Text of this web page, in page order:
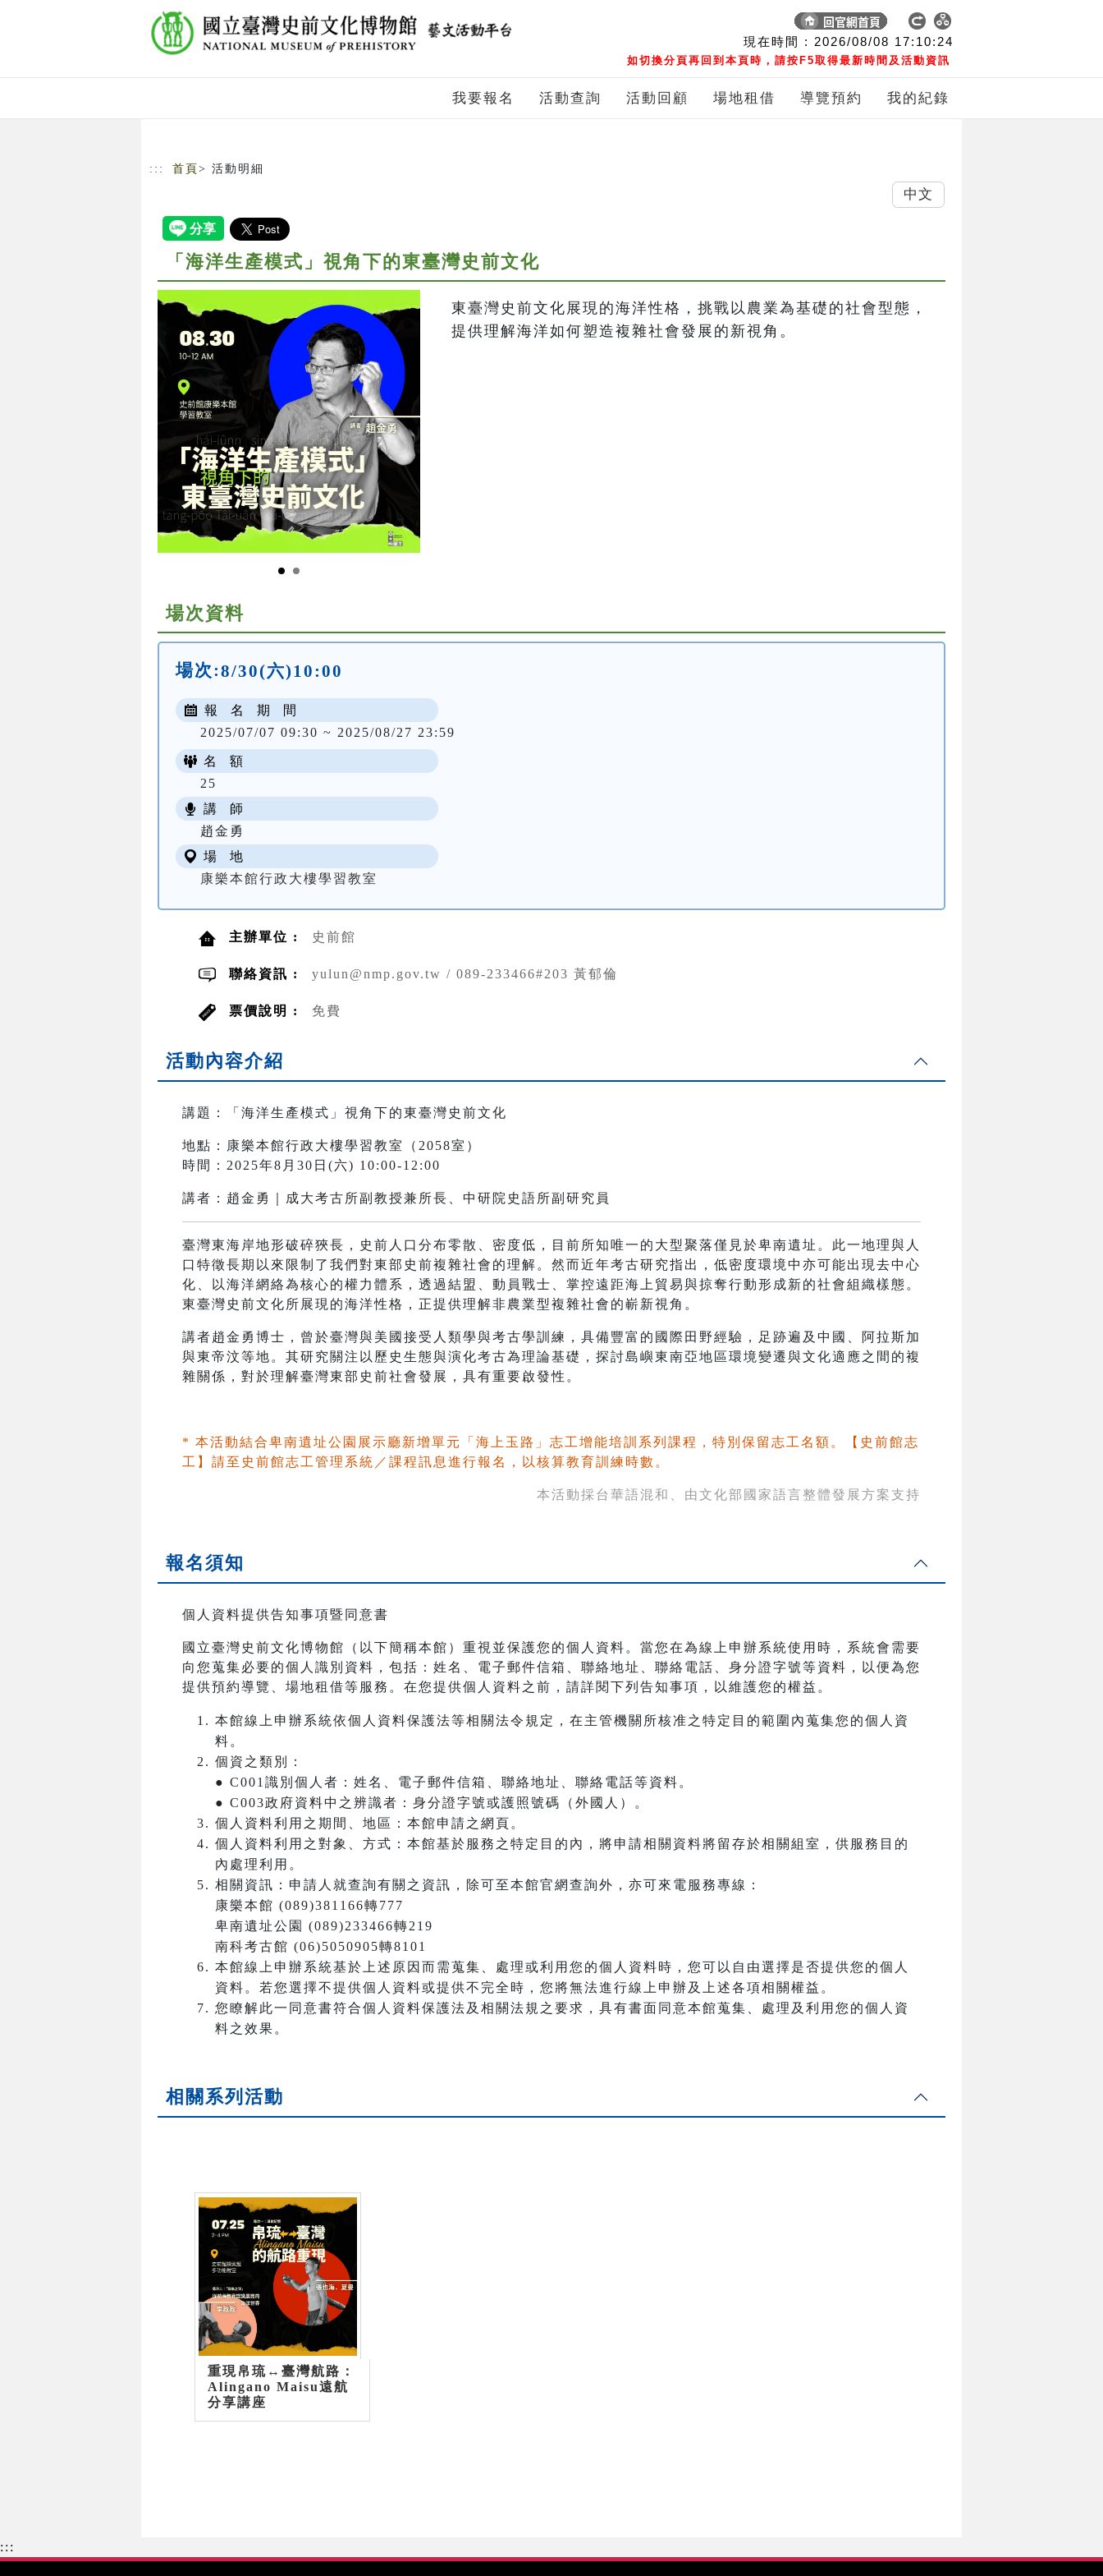
現在時間 : 2026/08/08 17:10:25
如切換分頁再回到本頁時，請按F5取得最新時間及活動資訊
我要報名 活動查詢 活動回顧 場地租借 導覽預約 我的紀錄
::: 首頁 > 活動明細
「海洋生產模式」視角下的東臺灣史前文化
東臺灣史前文化展現的海洋性格，挑戰以農業為基礎的社會型態，
提供理解海洋如何塑造複雜社會發展的新視角。
場次資料
場次:8/30(六)10:00
報 名 期 間
2025/07/07 09:30 ~ 2025/08/27 23:59
名 額
25
講 師
趙金勇
場 地
康樂本館行政大樓學習教室
主辦單位 : 史前館
聯絡資訊 : yulun@nmp.gov.tw / 089-233466#203 黃郁倫
票價說明 : 免費
活動內容介紹
講題：「海洋生產模式」視角下的東臺灣史前文化
地點：康樂本館行政大樓學習教室（2058室）
時間：2025年8月30日(六) 10:00-12:00
講者：趙金勇｜成大考古所副教授兼所長、中研院史語所副研究員
臺灣東海岸地形破碎狹長，史前人口分布零散、密度低，目前所知唯一的大型聚落僅見於卑南遺址。此一地理與人
口特徵長期以來限制了我們對東部史前複雜社會的理解。然而近年考古研究指出，低密度環境中亦可能出現去中心
化、以海洋網絡為核心的權力體系，透過結盟、動員戰士、掌控遠距海上貿易與掠奪行動形成新的社會組織樣態。
東臺灣史前文化所展現的海洋性格，正提供理解非農業型複雜社會的嶄新視角。
講者趙金勇博士，曾於臺灣與美國接受人類學與考古學訓練，具備豐富的國際田野經驗，足跡遍及中國、阿拉斯加
與東帝汶等地。其研究關注以歷史生態與演化考古為理論基礎，探討島嶼東南亞地區環境變遷與文化適應之間的複
雜關係，對於理解臺灣東部史前社會發展，具有重要啟發性。
* 本活動結合卑南遺址公園展示廳新增單元「海上玉路」志工增能培訓系列課程，特別保留志工名額。【史前館志
工】請至史前館志工管理系統／課程訊息進行報名，以核算教育訓練時數。
本活動採台華語混和、由文化部國家語言整體發展方案支持
報名須知
個人資料提供告知事項暨同意書
國立臺灣史前文化博物館（以下簡稱本館）重視並保護您的個人資料。當您在為線上申辦系統使用時，系統會需要
向您蒐集必要的個人識別資料，包括：姓名、電子郵件信箱、聯絡地址、聯絡電話、身分證字號等資料，以便為您
提供預約導覽、場地租借等服務。在您提供個人資料之前，請詳閱下列告知事項，以維護您的權益。
本館線上申辦系統依個人資料保護法等相關法令規定，在主管機關所核准之特定目的範圍內蒐集您的個人資
料。
個資之類別：
● C001識別個人者：姓名、電子郵件信箱、聯絡地址、聯絡電話等資料。
● C003政府資料中之辨識者：身分證字號或護照號碼（外國人）。
個人資料利用之期間、地區：本館申請之網頁。
個人資料利用之對象、方式：本館基於服務之特定目的內，將申請相關資料將留存於相關組室，供服務目的
內處理利用。
相關資訊：申請人就查詢有關之資訊，除可至本館官網查詢外，亦可來電服務專線：
康樂本館 (089)381166轉777
卑南遺址公園 (089)233466轉219
南科考古館 (06)5050905轉8101
本館線上申辦系統基於上述原因而需蒐集、處理或利用您的個人資料時，您可以自由選擇是否提供您的個人
資料。若您選擇不提供個人資料或提供不完全時，您將無法進行線上申辦及上述各項相關權益。
您瞭解此一同意書符合個人資料保護法及相關法規之要求，具有書面同意本館蒐集、處理及利用您的個人資
料之效果。
相關系列活動
重現帛琉↔臺灣航路：
Alingano Maisu遠航
分享講座
:::